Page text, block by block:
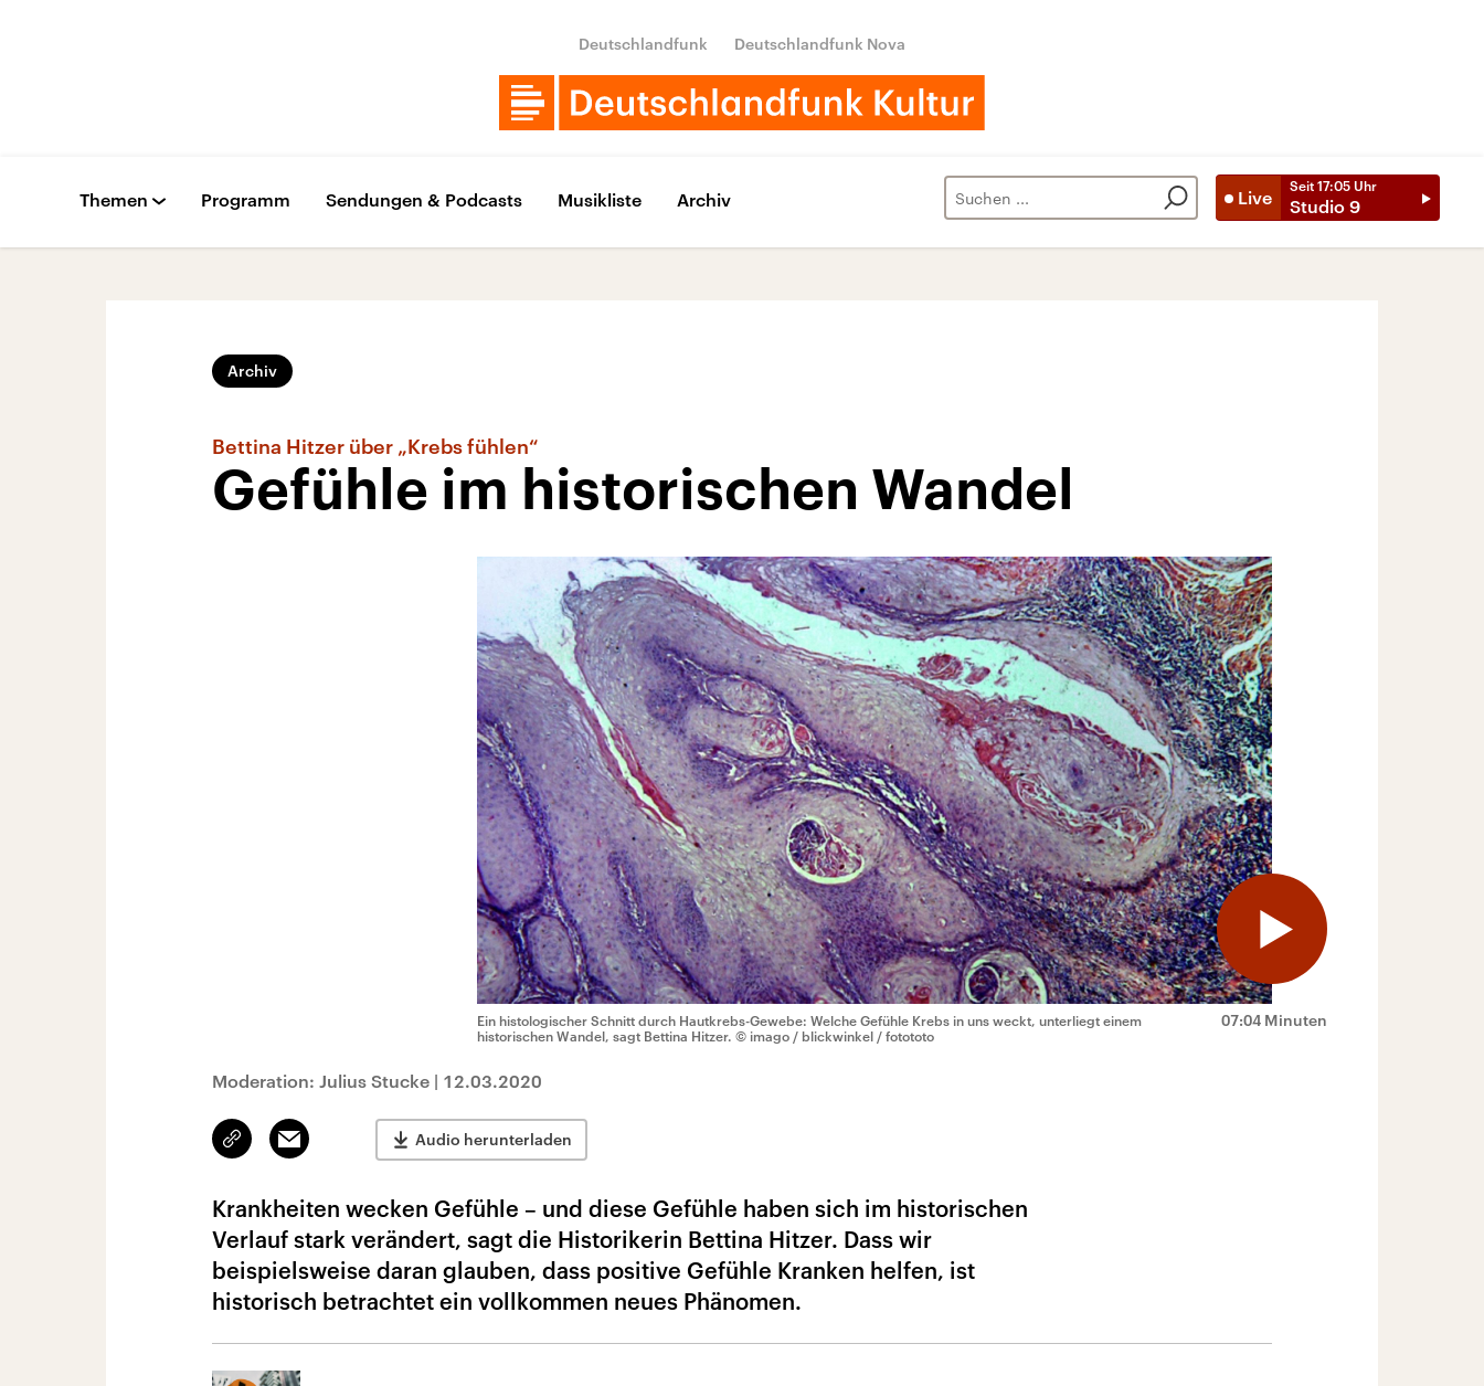
Deutschlandfunk Deutschlandfunk Nova
Live
Seit 17:05 Uhr
Studio 9
Themen Programm Sendungen & Podcasts Musikliste Archiv
Archiv
Bettina Hitzer über „Krebs fühlen“
Gefühle im historischen Wandel
07:04 Minuten
Ein histologischer Schnitt durch Hautkrebs-Gewebe: Welche Gefühle Krebs in uns weckt, unterliegt einem
historischen Wandel, sagt Bettina Hitzer. © imago / blickwinkel / fotototo
Moderation: Julius Stucke | 12.03.2020
Link
kopieren/teilen
Email Audio herunterladen
Krankheiten wecken Gefühle – und diese Gefühle haben sich im historischen
Verlauf stark verändert, sagt die Historikerin Bettina Hitzer. Dass wir
beispielsweise daran glauben, dass positive Gefühle Kranken helfen, ist
historisch betrachtet ein vollkommen neues Phänomen.